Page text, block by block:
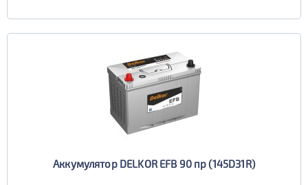
Аккумулятор DELKOR EFB 90 пр (145D31R)